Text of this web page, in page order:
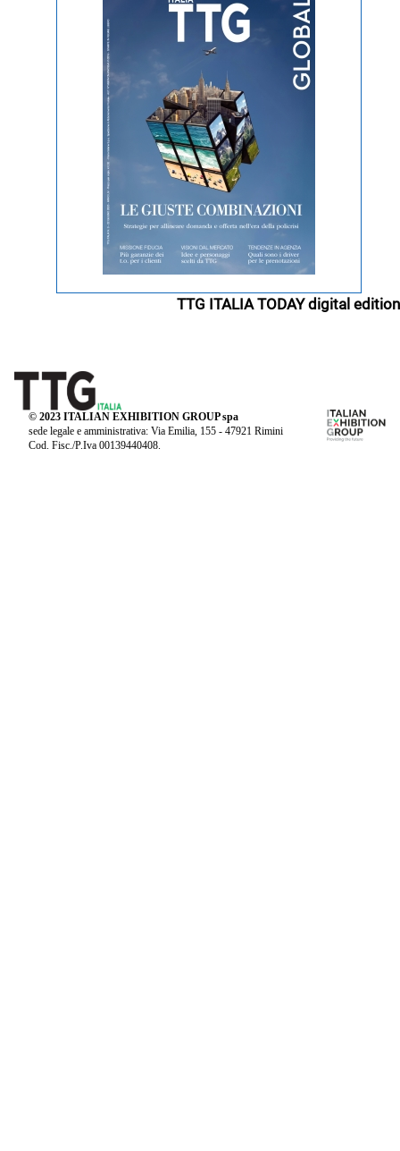
TTG ITALIA TODAY digital edition
© 2023 ITALIAN EXHIBITION GROUP spa
sede legale e amministrativa: Via Emilia, 155 - 47921 Rimini
Cod. Fisc./P.Iva 00139440408.